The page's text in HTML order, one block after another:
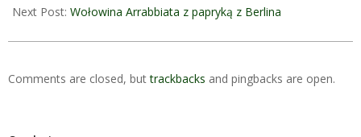
Next Post: Wołowina Arrabbiata z papryką z Berlina
Comments are closed, buttrackbacks and pingbacks are open.